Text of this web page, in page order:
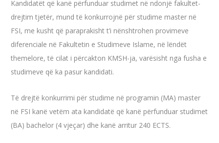
Kandidatët që kanë përfunduar studimet në ndonjë fakultet-
drejtim tjetër, mund të konkurrojnë për studime master në
FSI, me kusht që paraprakisht t’i nënshtrohen provimeve
diferenciale në Fakultetin e Studimeve Islame, në lëndët
themelore, të cilat i përcakton KMSH-ja, varësisht nga fusha e
studimeve që ka pasur kandidati.
Të drejtë konkurrimi për studime në programin (MA) master
në FSI kanë vetëm ata kandidatë që kanë përfunduar studimet
(BA) bachelor (4 vjeçar) dhe kanë arritur 240 ECTS.